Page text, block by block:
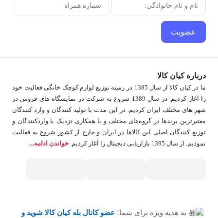
کیفیت بالا و دوخت مناسب نسبت به کاور های رختخواب با متریال
ارزان قیمت متفاوت است. بنابراین زمان خرید کاور رختخواب
ایستاده این نکته که قیمت کاور رختخواب ایستاده چند است، در
اولویت نیست، بلکه متریال بکار رفته در کاور رختخواب از اهمیت
بیشتریبرخوردار می باشد.
چگونه کاور هایی برای نگهداری رختخواب انتخاب
کنیم؟
برای انتخاب بهترین کاور رختخواب ابتدا باید بدانید حجم و
کاور رختخواب مناسب را انتخاب و خریداری نمایید.
عضویت
درباره کیان کالا
ما در کیان کالا از سال 1385 در زمینه توزیع لوازم کوچک خانگی فعالیت خود
را آغاز کردیم. در سال 1389 شروع به شرکت در نمایشگاه های فروش در
شهر های مختلف ایران کردیم. در اين مدت با توليد كنندگان و وارد كنندگان
معتبرترین برندها در گروه‌‏های مختلف و با همکاری نزدیک با وارد‏کنندگان و
توزیع‏ کنندگان اصلی این کالاها در ایران و خارج از کشور شروع به فعاليت
نمودیم. از سال 1395 بازاریابی دیجیتال را آغاز کردیم.
خواندن ادامه...
یه هدیه ویژه برای شما! عضو کانال بله کیان کالا شوید و